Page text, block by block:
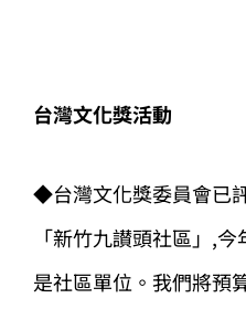
台灣文化獎活動
◆台灣文化獎委員會已
「新竹九讃頭社區」,
是社區單位。我們將預